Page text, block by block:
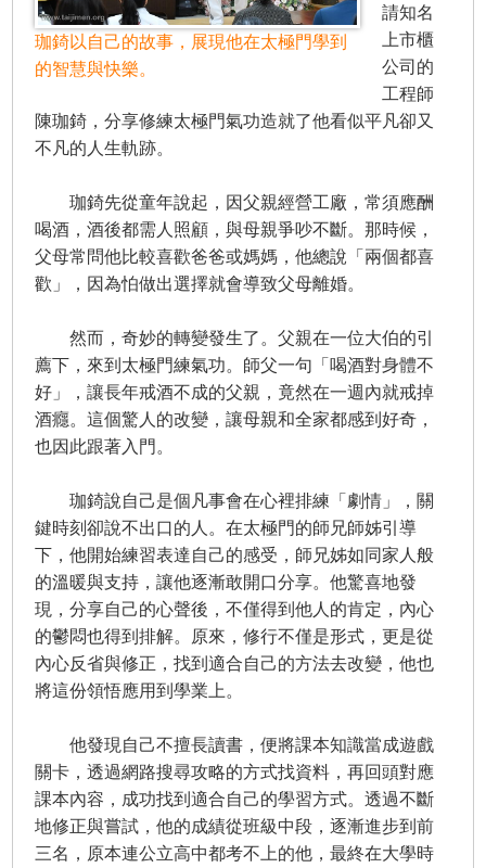
珈錡以自己的故事，展現他在太極門學到
的智慧與快樂。
請知名
上市櫃
公司的
工程師
陳珈錡，分享修練太極門氣功造就了他看似平凡卻又
不凡的人生軌跡。
珈錡先從童年說起，因父親經營工廠，常須應酬
喝酒，酒後都需人照顧，與母親爭吵不斷。那時候，
父母常問他比較喜歡爸爸或媽媽，他總說「兩個都喜
歡」，因為怕做出選擇就會導致父母離婚。
然而，奇妙的轉變發生了。父親在一位大伯的引
薦下，來到太極門練氣功。師父一句「喝酒對身體不
好」，讓長年戒酒不成的父親，竟然在一週內就戒掉
酒癮。這個驚人的改變，讓母親和全家都感到好奇，
也因此跟著入門。
珈錡說自己是個凡事會在心裡排練「劇情」，關
鍵時刻卻說不出口的人。在太極門的師兄師姊引導
下，他開始練習表達自己的感受，師兄姊如同家人般
的溫暖與支持，讓他逐漸敢開口分享。他驚喜地發
現，分享自己的心聲後，不僅得到他人的肯定，內心
的鬱悶也得到排解。原來，修行不僅是形式，更是從
內心反省與修正，找到適合自己的方法去改變，他也
將這份領悟應用到學業上。
他發現自己不擅長讀書，便將課本知識當成遊戲
關卡，透過網路搜尋攻略的方式找資料，再回頭對應
課本內容，成功找到適合自己的學習方式。透過不斷
地修正與嘗試，他的成績從班級中段，逐漸進步到前
三名，原本連公立高中都考不上的他，最終在大學時